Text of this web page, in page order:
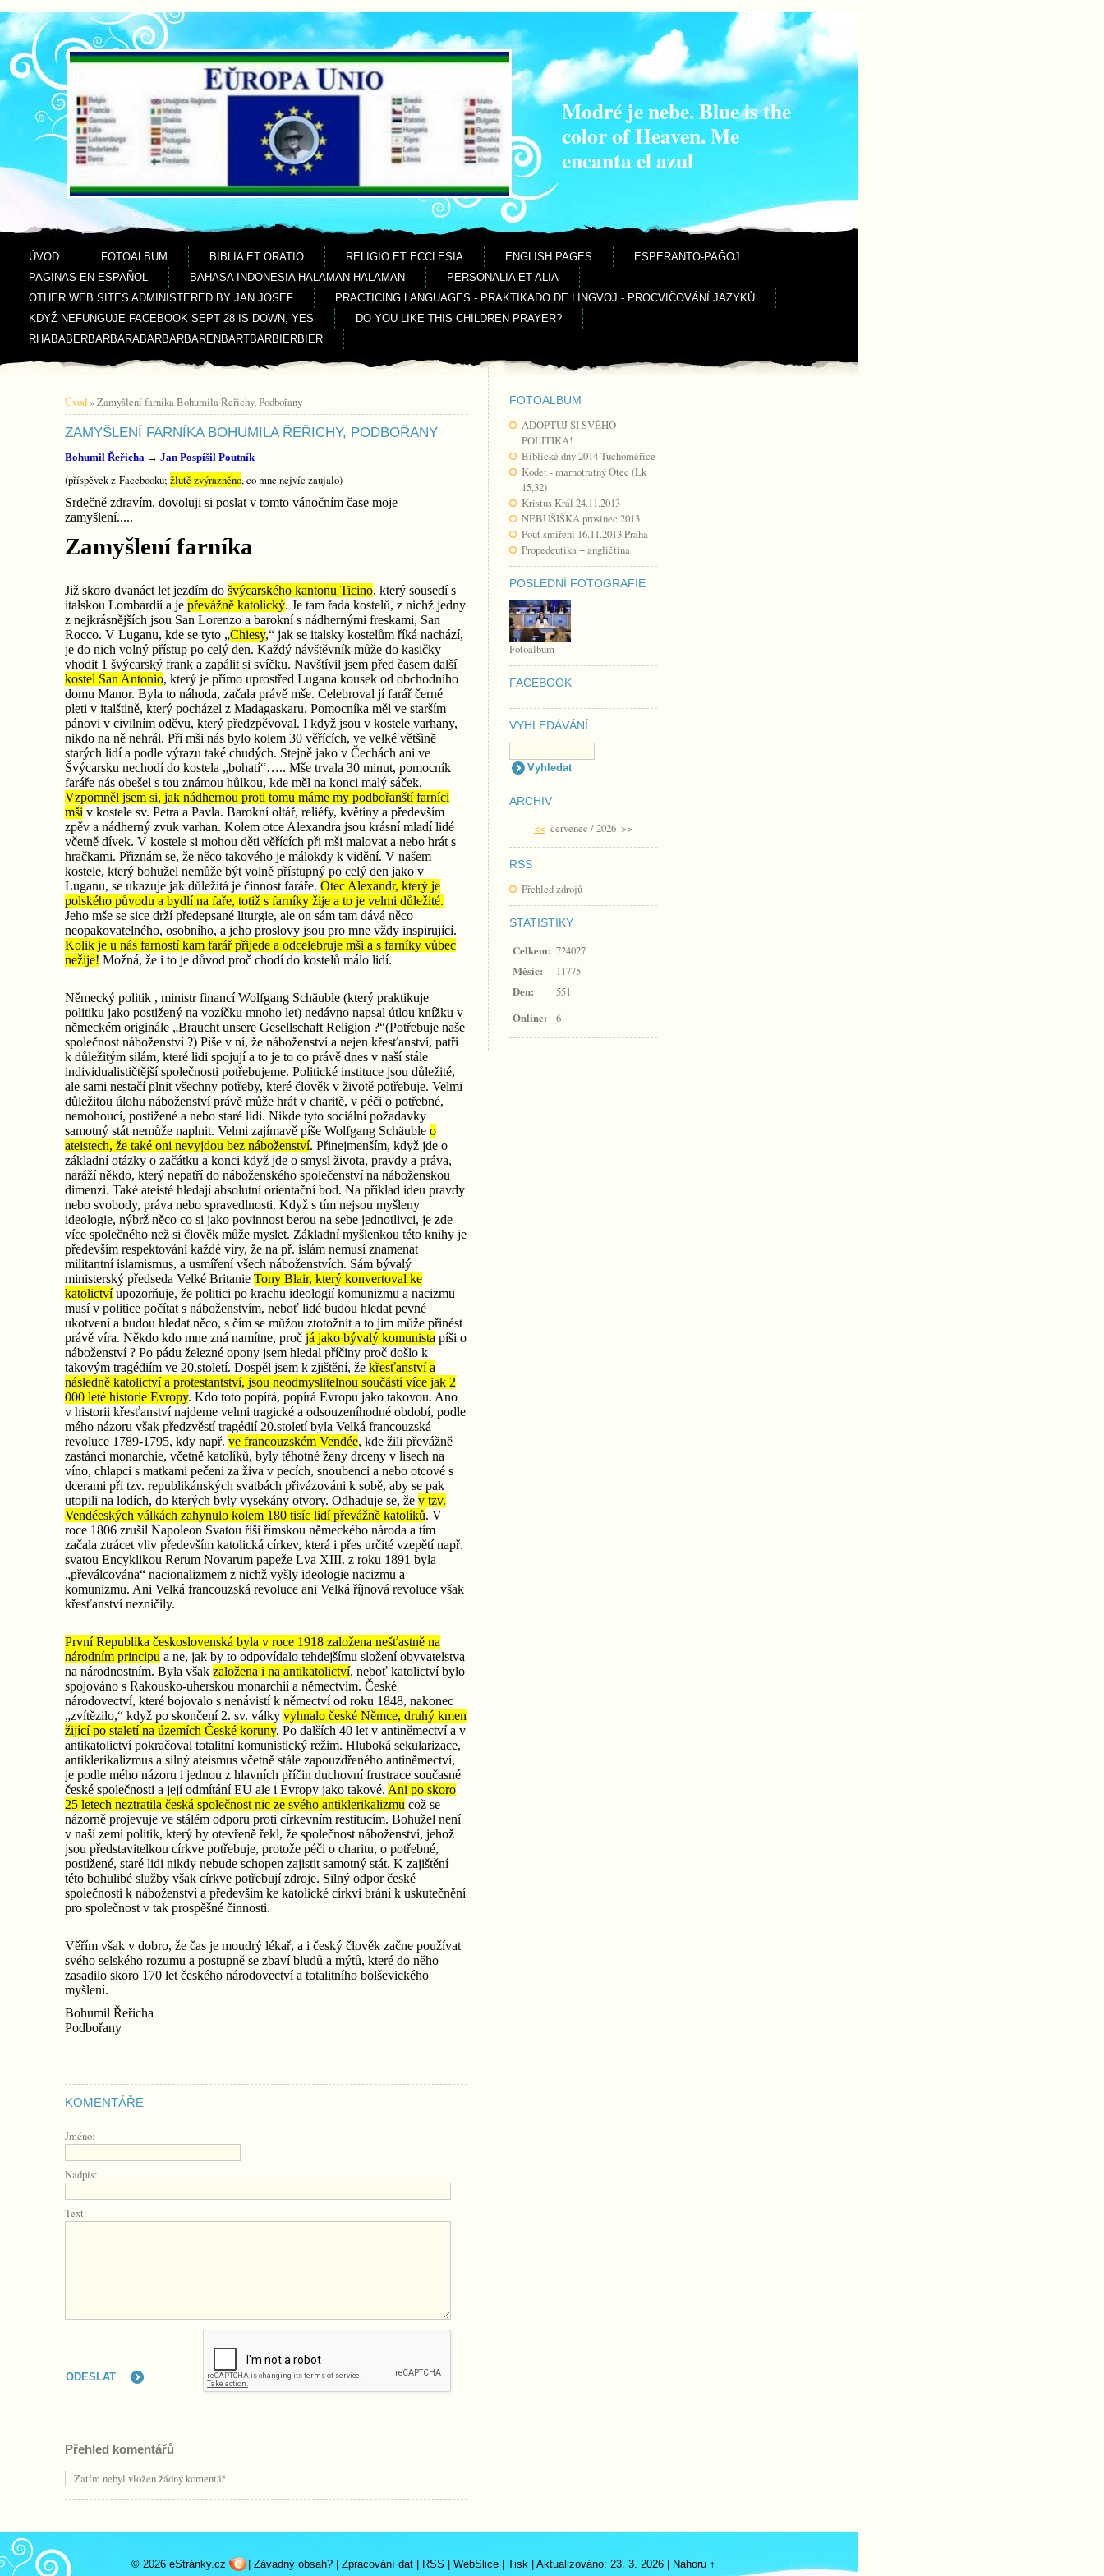
Jdi na obsah
Jdi na menu
Modré je nebe. Blue is the
color of Heaven. Me
encanta el azul
ÚVOD FOTOALBUM BIBLIA ET ORATIO RELIGIO ET ECCLESIA ENGLISH PAGES
ESPERANTO-PAĜOJ
PAGINAS EN ESPAÑOL
BAHASA INDONESIA HALAMAN-HALAMAN
PERSONALIA ET ALIA
OTHER WEB SITES ADMINISTERED BY JAN JOSEF
PRACTICING LANGUAGES - PRAKTIKADO DE LINGVOJ - PROCVIČOVÁNÍ JAZYKŮ
KDYŽ NEFUNGUJE FACEBOOK SEPT 28 IS DOWN, YES
DO YOU LIKE THIS CHILDREN PRAYER?
RHABABERBARBARABARBARBARENBARTBARBIERBIER
FOTOALBUM
ADOPTUJ SI SVÉHO
POLITIKA!
Biblické dny 2014 Tuchoměřice
Kodet - marnotratný Otec (Lk
15,32)
Kristus Král 24.11.2013
NEBUŠIŠKA prosinec 2013
Pouť smíření 16.11.2013 Praha
Propedeutika + angličtina
POSLEDNÍ FOTOGRAFIE
Fotoalbum
FACEBOOK
VYHLEDÁVÁNÍ
ARCHIV
<< červenec / 2026 >>
RSS
Přehled zdrojů
STATISTIKY
Online: 6
Celkem: 724027
Měsíc:
11775
Den:
551
Úvod»Zamyšlení farníka Bohumila Řeřichy, Podbořany
ZAMYŠLENÍ FARNÍKA BOHUMILA ŘEŘICHY, PODBOŘANY
Bohumil Řeřicha ‎ → Jan Pospíšil Poutník
(příspěvek z Facebooku; žlutě zvýrazněno, co mne nejvíc zaujalo)
Srdečně zdravím, dovoluji si poslat v tomto vánočním čase moje
zamyšlení.....
Zamyšlení farníka
Již skoro dvanáct let jezdím do švýcarského kantonu Ticino, který sousedí s
italskou Lombardií a je převážně katolický. Je tam řada kostelů, z nichž jedny
z nejkrásnějších jsou San Lorenzo a barokní s nádhernými freskami, San
Rocco. V Luganu, kde se tyto „Chiesy,“ jak se italsky kostelům říká nachází,
je do nich volný přístup po celý den. Každý návštěvník může do kasičky
vhodit 1 švýcarský frank a zapálit si svíčku. Navštívil jsem před časem další
kostel San Antonio, který je přímo uprostřed Lugana kousek od obchodního
domu Manor. Byla to náhoda, začala právě mše. Celebroval jí farář černé
pleti v italštině, který pocházel z Madagaskaru. Pomocníka měl ve starším
pánovi v civilním oděvu, který předzpěvoval. I když jsou v kostele varhany,
nikdo na ně nehrál. Při mši nás bylo kolem 30 věřících, ve velké většině
starých lidí a podle výrazu také chudých. Stejně jako v Čechách ani ve
Švýcarsku nechodí do kostela „bohatí“….. Mše trvala 30 minut, pomocník
faráře nás obešel s tou známou hůlkou, kde měl na konci malý sáček.
Vzpomněl jsem si, jak nádhernou proti tomu máme my podbořanští farníci
mši v kostele sv. Petra a Pavla. Barokní oltář, reliéfy, květiny a především
zpěv a nádherný zvuk varhan. Kolem otce Alexandra jsou krásní mladí lidé
včetně dívek. V kostele si mohou děti věřících při mši malovat a nebo hrát s
hračkami. Přiznám se, že něco takového je málokdy k vidění. V našem
kostele, který bohužel nemůže být volně přístupný po celý den jako v
Luganu, se ukazuje jak důležitá je činnost faráře. Otec Alexandr, který je
polského původu a bydlí na faře, totiž s farníky žije a to je velmi důležité.
Jeho mše se sice drží předepsané liturgie, ale on sám tam dává něco
neopakovatelného, osobního, a jeho proslovy jsou pro mne vždy inspirující.
Kolik je u nás farností kam farář přijede a odcelebruje mši a s farníky vůbec
nežije! Možná, že i to je důvod proč chodí do kostelů málo lidí.
Německý politik , ministr financí Wolfgang Schäuble (který praktikuje
politiku jako postižený na vozíčku mnoho let) nedávno napsal útlou knížku v
německém originále „Braucht unsere Gesellschaft Religion ?“(Potřebuje naše
společnost náboženství ?) Píše v ní, že náboženství a nejen křesťanství, patří
k důležitým silám, které lidi spojují a to je to co právě dnes v naší stále
individualističtější společnosti potřebujeme. Politické instituce jsou důležité,
ale sami nestačí plnit všechny potřeby, které člověk v životě potřebuje. Velmi
důležitou úlohu náboženství právě může hrát v charitě, v péči o potřebné,
nemohoucí, postižené a nebo staré lidi. Nikde tyto sociální požadavky
samotný stát nemůže naplnit. Velmi zajímavě píše Wolfgang Schäuble o
ateistech, že také oni nevyjdou bez náboženství. Přinejmenším, když jde o
základní otázky o začátku a konci když jde o smysl života, pravdy a práva,
naráží někdo, který nepatří do náboženského společenství na náboženskou
dimenzi. Také ateisté hledají absolutní orientační bod. Na příklad ideu pravdy
nebo svobody, práva nebo spravedlnosti. Když s tím nejsou myšleny
ideologie, nýbrž něco co si jako povinnost berou na sebe jednotlivci, je zde
více společného než si člověk může myslet. Základní myšlenkou této knihy je
především respektování každé víry, že na př. islám nemusí znamenat
militantní islamismus, a usmíření všech náboženstvích. Sám bývalý
ministerský předseda Velké Britanie Tony Blair, který konvertoval ke
katolictvíupozorňuje, že politici po krachu ideologií komunizmu a nacizmu
musí v politice počítat s náboženstvím, neboť lidé budou hledat pevné
ukotvení a budou hledat něco, s čím se můžou ztotožnit a to jim může přinést
právě víra. Někdo kdo mne zná namítne, proč já jako bývalý komunista píši o
náboženství ? Po pádu železné opony jsem hledal příčiny proč došlo k
takovým tragédiím ve 20.století. Dospěl jsem k zjištění, že křesťanství a
následně katolictví a protestantství, jsou neodmyslitelnou součástí více jak 2
000 leté historie Evropy. Kdo toto popírá, popírá Evropu jako takovou. Ano
v historii křesťanství najdeme velmi tragické a odsouzeníhodné období, podle
mého názoru však předzvěstí tragédií 20.století byla Velká francouzská
revoluce 1789-1795, kdy např. ve francouzském Vendée, kde žili převážně
zastánci monarchie, včetně katolíků, byly těhotné ženy drceny v lisech na
víno, chlapci s matkami pečeni za živa v pecích, snoubenci a nebo otcové s
dcerami při tzv. republikánských svatbách přivázováni k sobě, aby se pak
utopili na lodích, do kterých byly vysekány otvory. Odhaduje se, že v tzv.
Vendéeských válkách zahynulo kolem 180 tisíc lidí převážně katolíků. V
roce 1806 zrušil Napoleon Svatou říši římskou německého národa a tím
začala ztrácet vliv především katolická církev, která i přes určité vzepětí např.
svatou Encyklikou Rerum Novarum papeže Lva XIII. z roku 1891 byla
„převálcována“ nacionalizmem z nichž vyšly ideologie nacizmu a
komunizmu. Ani Velká francouzská revoluce ani Velká říjnová revoluce však
křesťanství nezničily.
První Republika československá byla v roce 1918 založena nešťastně na
národním principu a ne, jak by to odpovídalo tehdejšímu složení obyvatelstva
na národnostním. Byla však založena i na antikatolictví, neboť katolictví bylo
spojováno s Rakousko-uherskou monarchií a němectvím. České
národovectví, které bojovalo s nenávistí k němectví od roku 1848, nakonec
„zvítězilo,“ když po skončení 2. sv. války vyhnalo české Němce, druhý kmen
žijící po staletí na územích České koruny. Po dalších 40 let v antiněmectví a v
antikatolictví pokračoval totalitní komunistický režim. Hluboká sekularizace,
antiklerikalizmus a silný ateismus včetně stále zapouzdřeného antiněmectví,
je podle mého názoru i jednou z hlavních příčin duchovní frustrace současné
české společnosti a její odmítání EU ale i Evropy jako takové. Ani po skoro
25 letech neztratila česká společnost nic ze svého antiklerikalizmu což se
názorně projevuje ve stálém odporu proti církevním restitucím. Bohužel není
v naší zemí politik, který by otevřeně řekl, že společnost náboženství, jehož
jsou představitelkou církve potřebuje, protože péči o charitu, o potřebné,
postižené, staré lidi nikdy nebude schopen zajistit samotný stát. K zajištění
této bohulibé služby však církve potřebují zdroje. Silný odpor české
společnosti k náboženství a především ke katolické církvi brání k uskutečnění
pro společnost v tak prospěšné činnosti.
Věřím však v dobro, že čas je moudrý lékař, a i český člověk začne používat
svého selského rozumu a postupně se zbaví bludů a mýtů, které do něho
zasadilo skoro 170 let českého národovectví a totalitního bolševického
myšlení.
Bohumil Řeřicha
Podbořany
KOMENTÁŘE
Jméno:
Nadpis:
Text:
Přehled komentářů
Zatím nebyl vložen žádný komentář
© 2026 eStránky.cz Závadný obsah?| Zpracování dat| RSS WebSlice Tisk| Aktualizováno: 23. 3. 2026| Nahoru ↑